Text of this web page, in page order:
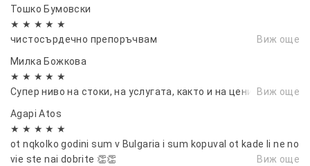
Тошко Бумовски
★ ★ ★ ★ ★
чистосърдечно препоръчвам
Виж още
Милка Божкова
★ ★ ★ ★ ★
Супер ниво на стоки, на услугата, както и на цените.Виж още
Agapi Atos
★ ★ ★ ★ ★
ot nqkolko godini sum v Bulgaria i sum kopuval ot kade li ne no
vie ste nai dobrite 👏👏
Виж още